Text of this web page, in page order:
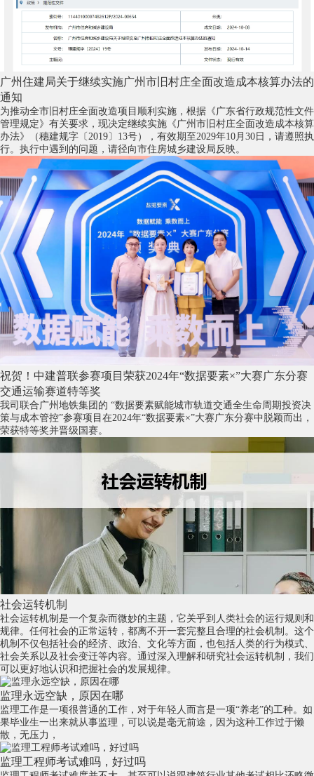
广州住建局关于继续实施广州市旧村庄全面改造成本核算办法的
通知
为推动全市旧村庄全面改造项目顺利实施，根据《广东省行政规范性文件
管理规定》有关要求，现决定继续实施《广州市旧村庄全面改造成本核算
办法》（穗建规字〔2019〕13号），有效期至2029年10月30日，请遵照执
行。执行中遇到的问题，请径向市住房城乡建设局反映。
祝贺！中建普联参赛项目荣获2024年“数据要素×”大赛广东分赛
交通运输赛道特等奖
我司联合广州地铁集团的 “数据要素赋能城市轨道交通全生命周期投资决
策与成本管控”参赛项目在2024年“数据要素×”大赛广东分赛中脱颖而出，
荣获特等奖并晋级国赛。
社会运转机制
社会运转机制是一个复杂而微妙的主题，它关乎到人类社会的运行规则和
规律。任何社会的正常运转，都离不开一套完整且合理的社会机制。这个
机制不仅包括社会的经济、政治、文化等方面，也包括人类的行为模式、
社会关系以及社会变迁等内容。通过深入理解和研究社会运转机制，我们
可以更好地认识和把握社会的发展规律。
监理永远空缺，原因在哪
监理工作是一项很普通的工作，对于年轻人而言是一项“养老”的工种。如
果毕业生一出来就从事监理，可以说是毫无前途，因为这种工作过于懒
散，无压力，
监理工程师考试难吗，好过吗